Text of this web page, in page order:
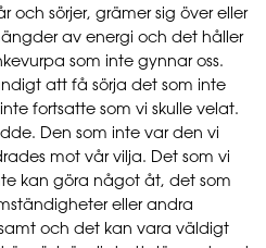
och sörjer, grämer sig över eller
av energi och det håller
som inte gynnar oss.
att få sörja det som inte
fortsatte som vi skulle velat.
Den som inte var den vi
mot vår vilja. Det som vi
kan göra något åt, det som
eller andra
och det kan vara väldigt